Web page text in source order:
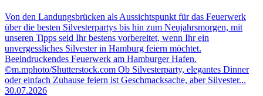
Von den Landungsbrücken als Aussichtspunkt für das Feuerwerk
über die besten Silvesterpartys bis hin zum Neujahrsmorgen, mit
unseren Tipps seid Ihr bestens vorbereitet, wenn Ihr ein
unvergessliches Silvester in Hamburg feiern möchtet.
Beeindruckendes Feuerwerk am Hamburger Hafen.
©m.mphoto/Shutterstock.com Ob Silvesterparty, elegantes Dinner
oder einfach Zuhause feiern ist Geschmacksache, aber Silvester...
30.07.2026